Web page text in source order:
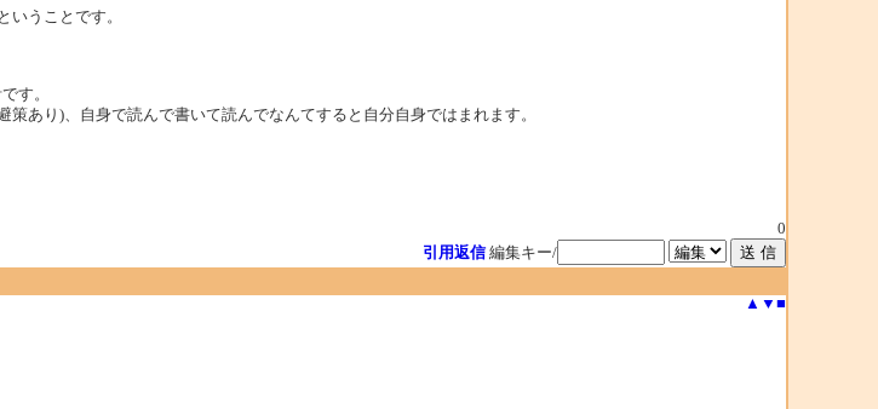
うことです。
す。
あり)、自身で読んで書いて読んでなんてすると自分自身ではまれます。
0
引用返信 編集キー/
▲ ▼ ■